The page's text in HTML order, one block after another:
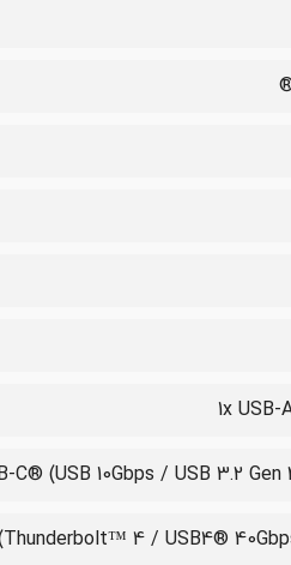
1x
C® (USB 10Gbps / USB 3.2
4 / USB4®